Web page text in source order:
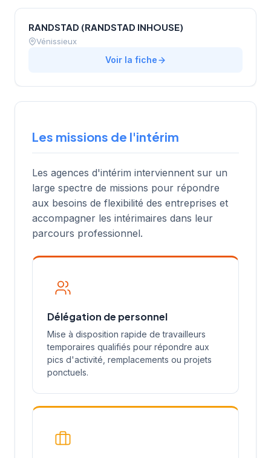
RANDSTAD (RANDSTAD INHOUSE)
Vénissieux
Voir la fiche
Les missions de l'intérim
Les agences d'intérim interviennent sur un
large spectre de missions pour répondre
aux besoins de flexibilité des entreprises et
accompagner les intérimaires dans leur
parcours professionnel.
Délégation de personnel
Mise à disposition rapide de travailleurs
temporaires qualifiés pour répondre aux
pics d'activité, remplacements ou projets
ponctuels.